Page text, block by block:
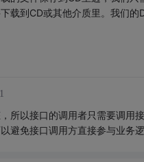
载到CD或其他介质里。我们
所以接口的调用者只需要调用
避免接口调用方直接参与业务